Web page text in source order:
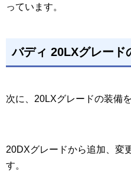
っています。
バディ 20LXグレード
次に、20LXグレードの装備
20DXグレードから追加、変
す。